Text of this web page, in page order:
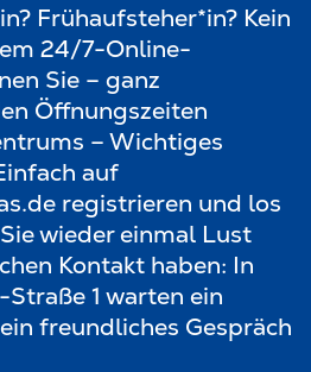
Frühaufsteher*in? Kein
24/7-Online-
Sie – ganz
Öffnungszeiten
– Wichtiges
auf
registrieren und los
wieder einmal Lust
Kontakt haben: In
1 warten ein
freundliches Gespräch